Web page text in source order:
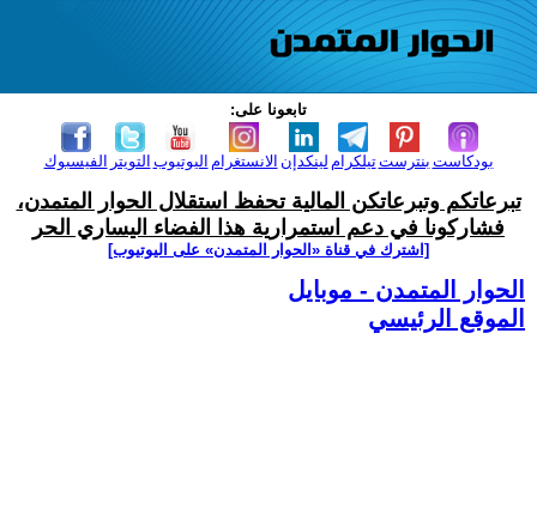
تابعونا على:
الفيسبوك التويتر اليوتيوب الانستغرام لينكدإن تيلكرامبنترست بودكاست
تبرعاتكم وتبرعاتكن المالية تحفظ استقلال الحوار المتمدن،
فشاركونا في دعم استمرارية هذا الفضاء اليساري الحر
[اشترك في قناة ‫«الحوار المتمدن» على اليوتيوب]
الحوار المتمدن - موبايل
الموقع الرئيسي